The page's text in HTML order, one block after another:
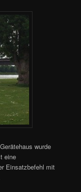
wurde
eine
Einsatzbefehl mit